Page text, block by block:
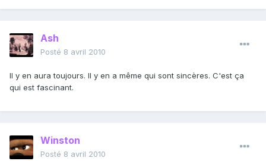
Ash
Posté 8 avril 2010
Il y en aura toujours. Il y en a même qui sont sincères. C'est ça
qui est fascinant.
Winston
Posté 8 avril 2010